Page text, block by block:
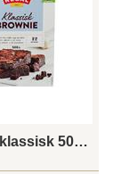
Brownie klassisk 500g